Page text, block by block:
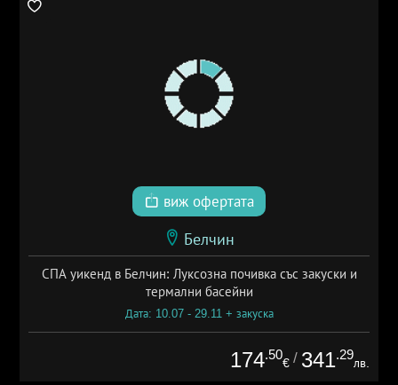
виж офертата
Белчин
СПА уикенд в Белчин: Луксозна почивка със закуски и
термални басейни
Дата: 10.07 - 29.11 + закуска
174.50
€ / 341.29
лв.